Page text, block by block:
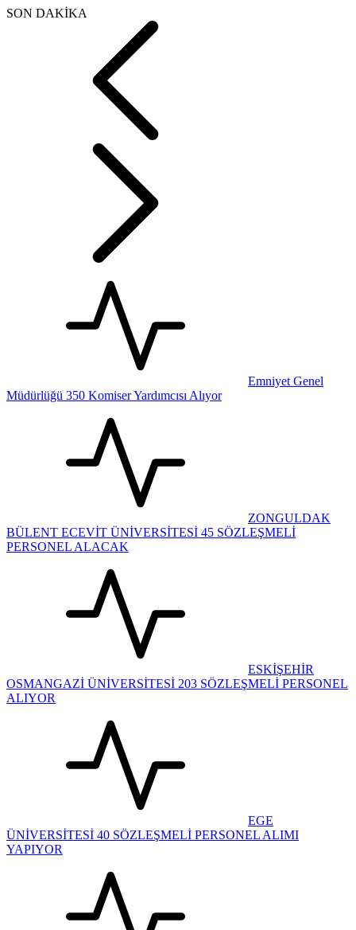
SON DAKİKA
Emniyet Genel
Müdürlüğü 350 Komiser Yardımcısı Alıyor
ZONGULDAK
BÜLENT ECEVİT ÜNİVERSİTESİ 45 SÖZLEŞMELİ
PERSONEL ALACAK
ESKİŞEHİR
OSMANGAZİ ÜNİVERSİTESİ 203 SÖZLEŞMELİ PERSONEL
ALIYOR
EGE
ÜNİVERSİTESİ 40 SÖZLEŞMELİ PERSONEL ALIMI
YAPIYOR